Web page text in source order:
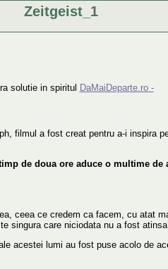
Zeitgeist_1
solutie in spiritul DaMaiDeparte.ro -
filmul a fost creat pentru a-i inspira
de doua ore aduce o multime
ceea ce credem ca facem, cu atat
singura care niciodata nu a fost
acestei lumi au fost puse acolo de